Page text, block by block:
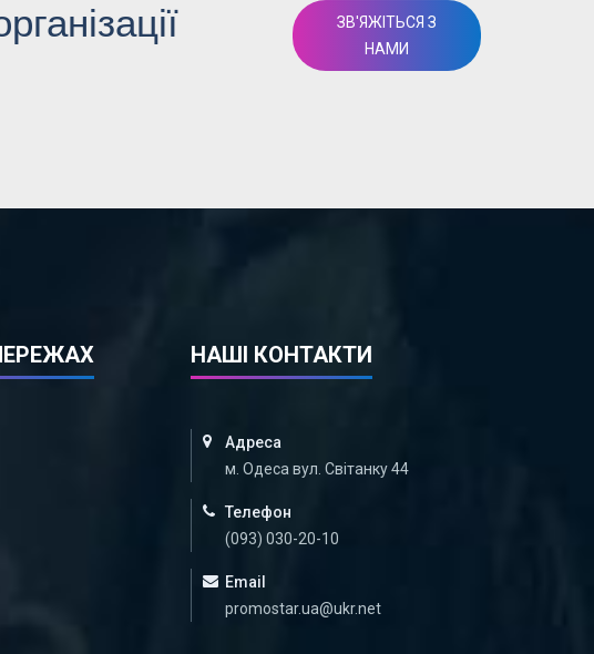
ЗВ'ЯЖІТЬСЯ З
НАМИ
НАШІ КОНТАКТИ
Адреса
м. Одеса вул. Світанку 44
Телефон
(093) 030-20-10
Email
promostar.ua@ukr.net